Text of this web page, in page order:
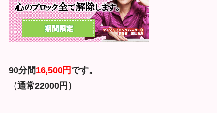
90分間16,500円 です。
（通常22000円）